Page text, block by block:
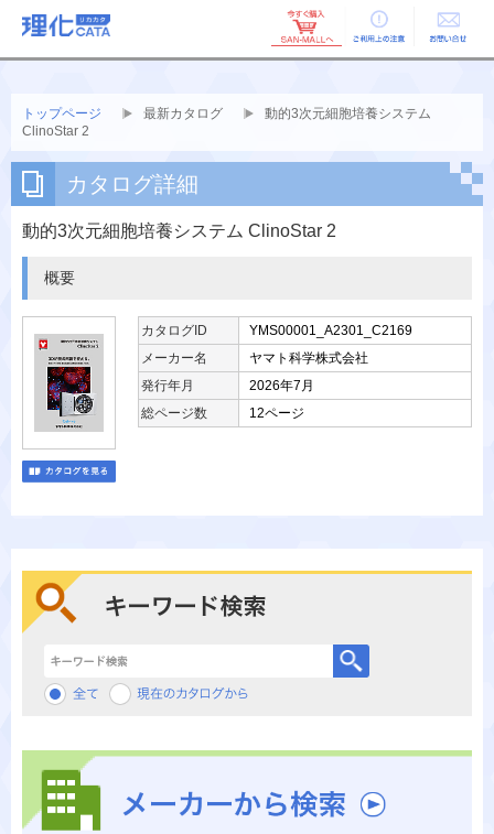
ご利用上の お問い合せ
トップページ 最新カタログ
動的3次元細胞培養システム
ClinoStar 2
カタログ詳細
動的3次元細胞培養システム ClinoStar 2
概要
カタログID
YMS00001_A2301_C2169
メーカー名
ヤマト科学株式会社
発行年月
2026年7月
総ページ数
12ページ
キーワード検索